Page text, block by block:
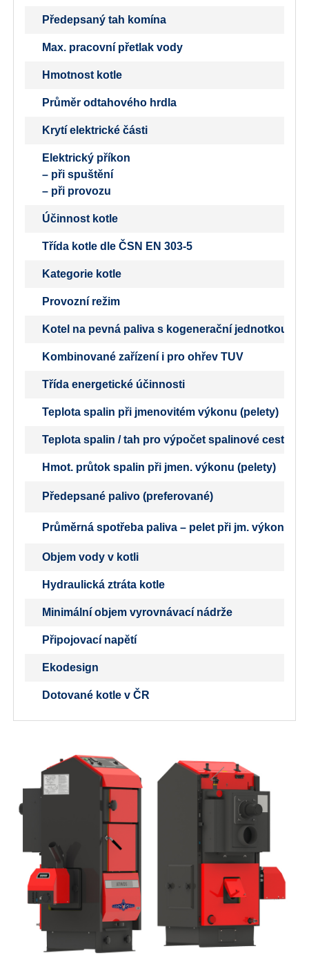
Předepsaný tah komína
Max. pracovní přetlak vody
Hmotnost kotle
Průměr odtahového hrdla
Krytí elektrické části
Elektrický příkon
– při spuštění
– při provozu
Účinnost kotle
Třída kotle dle ČSN EN 303-5
Kategorie kotle
Provozní režim
Kotel na pevná paliva s kogenerační jednotkou
Kombinované zařízení i pro ohřev TUV
Třída energetické účinnosti
Teplota spalin při jmenovitém výkonu (pelety)
Teplota spalin / tah pro výpočet spalinové cesty
Hmot. průtok spalin při jmen. výkonu (pelety)
Předepsané palivo (preferované)
Průměrná spotřeba paliva – pelet při jm. výkonu
Objem vody v kotli
Hydraulická ztráta kotle
Minimální objem vyrovnávací nádrže
Připojovací napětí
Ekodesign
Dotované kotle v ČR